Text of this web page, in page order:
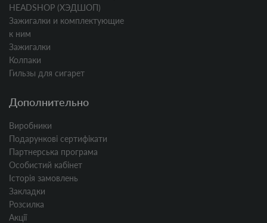
HEADSHOP (ХЭДШОП)
Зажигалки и комплектующие
к ним
Зажигалки
Колпаки
Гильзы для сигарет
Дополнительно
Виробники
Подарункові сертифікати
Партнерська програма
Особистий кабінет
Історія замовлень
Закладки
Розсилка
Акції